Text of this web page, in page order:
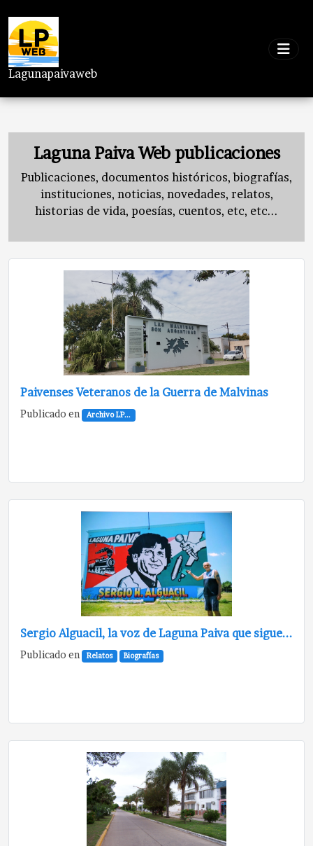
Lagunapaivaweb
Laguna Paiva Web publicaciones
Publicaciones, documentos históricos, biografías,
instituciones, noticias, novedades, relatos,
historias de vida, poesías, cuentos, etc, etc...
Paivenses Veteranos de la Guerra de Malvinas
Publicado en Archivo LP...
Sergio Alguacil, la voz de Laguna Paiva que sigue...
Publicado en Relatos Biografías